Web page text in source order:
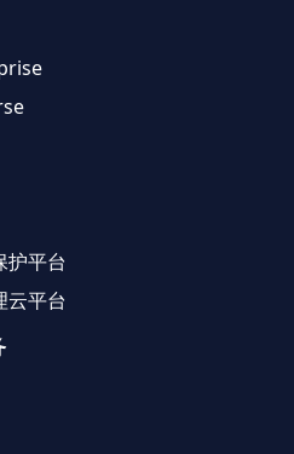
护平台
云平台